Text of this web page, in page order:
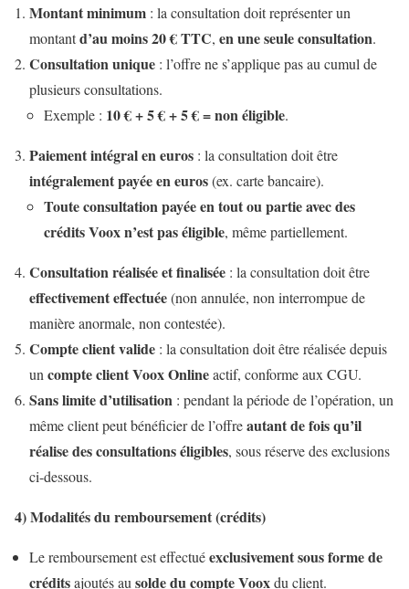
Montant minimum : la consultation doit représenter un
montantd’au moins 20 € TTC, en une seule consultation.
Consultation unique : l’offre ne s’applique pas au cumul de
plusieurs consultations.
Exemple : 10 € + 5 € + 5 € = non éligible.
Paiement intégral en euros : la consultation doit être
intégralement payée en euros(ex. carte bancaire).
Toute consultation payée en tout ou partie avec des
crédits Voox n’est pas éligible, même partiellement.
Consultation réalisée et finalisée : la consultation doit être
effectivement effectuée(non annulée, non interrompue de
manière anormale, non contestée).
Compte client valide : la consultation doit être réalisée depuis
un compte client Voox Onlineactif, conforme aux CGU.
Sans limite d’utilisation : pendant la période de l’opération, un
même client peut bénéficier de l’offreautant de fois qu’il
réalise des consultations éligibles, sous réserve des exclusions
ci-dessous.
4) Modalités du remboursement (crédits)
Le remboursement est effectuéexclusivement sous forme de
créditsajoutés au solde du compte Vooxdu client.